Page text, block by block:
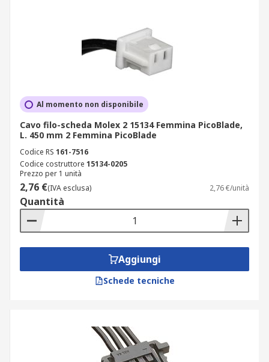
Al momento non disponibile
Cavo filo-scheda Molex 2 15134 Femmina PicoBlade,
L. 450 mm 2 Femmina PicoBlade
Codice RS 161-7516
Codice costruttore 15134-0205
Prezzo per 1 unità
2,76 €(IVA esclusa) 2,76 €/unità
Quantità
Aggiungi
Schede tecniche